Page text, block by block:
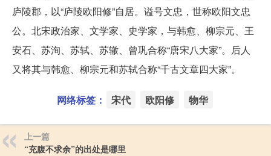
庐陵郡，以“庐陵欧阳修”自居。谥号文忠，世称欧阳文忠
公。北宋政治家、文学家、史学家，与韩愈、柳宗元、王
安石、苏洵、苏轼、苏辙、曾巩合称“唐宋八大家”。后人
又将其与韩愈、柳宗元和苏轼合称“千古文章四大家”。
网络标签： 宋代 欧阳修 物华
上一篇
“充腹不求余”的出处是哪里